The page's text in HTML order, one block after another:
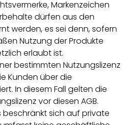
Markenzeichen
dürfen aus den
werden, es sei denn, sofern
Nutzung der Produkte
erlaubt ist.
bestimmten Nutzungslizenz
Kunden über die
In diesem Fall gelten die
vor diesen AGB.
beschränkt sich auf private